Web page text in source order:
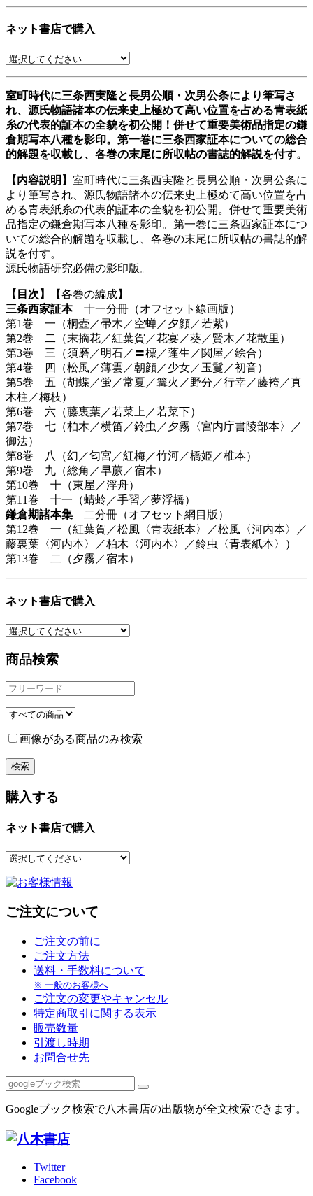
ネット書店で購入
室町時代に三条西実隆と長男公順・次男公条により筆写さ
れ、源氏物語諸本の伝来史上極めて高い位置を占める青表紙
糸の代表的証本の全貌を初公開！併せて重要美術品指定の鎌
倉期写本八種を影印。第一巻に三条西家証本についての総合
的解題を収載し、各巻の末尾に所収帖の書誌的解説を付す。
【内容説明】 室町時代に三条西実隆と長男公順・次男公条に
より筆写され、源氏物語諸本の伝来史上極めて高い位置を占
める青表紙糸の代表的証本の全貌を初公開。併せて重要美術
品指定の鎌倉期写本八種を影印。第一巻に三条西家証本につ
いての総合的解題を収載し、各巻の末尾に所収帖の書誌的解
説を付す。
源氏物語研究必備の影印版。
【目次】
【各巻の編成】
三条西家証本十一分冊（オフセット線画版）
第1巻 一（桐壺／帚木／空蝉／夕顔／若紫）
第2巻 二（末摘花／紅葉賀／花宴／葵／賢木／花散里）
第3巻 三（須磨／明石／〓標／蓬生／関屋／絵合）
第4巻 四（松風／薄雲／朝顔／少女／玉鬘／初音）
第5巻 五（胡蝶／蛍／常夏／篝火／野分／行幸／藤袴／真
木柱／梅枝）
第6巻 六（藤裏葉／若菜上／若菜下）
第7巻 七（柏木／横笛／鈴虫／夕霧〈宮内庁書陵部本〉／
御法）
第8巻 八（幻／匂宮／紅梅／竹河／橋姫／椎本）
第9巻 九（総角／早蕨／宿木）
第10巻 十（東屋／浮舟）
第11巻 十一（蜻蛉／手習／夢浮橋）
鎌倉期諸本集 二分冊（オフセット網目版）
第12巻 一（紅葉賀／松風〈青表紙本〉／松風〈河内本〉／
藤裏葉〈河内本〉／柏木〈河内本〉／鈴虫〈青表紙本〉）
第13巻 二（夕霧／宿木）
ネット書店で購入
商品検索
画像がある商品のみ検索
購入する
ネット書店で購入
ご注文について
ご注文の前に
ご注文方法
送料・手数料について
※ 一般のお客様へ
ご注文の変更やキャンセル
特定商取引に関する表示
販売数量
引渡し時期
お問合せ先
Googleブック検索で八木書店の出版物が全文検索できます。
Twitter
Facebook